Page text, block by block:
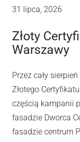
31 lipca, 2026
Złoty
Warszawy
Przez cały
Złotego
częścią kampanii
fasadzie Dworca
fasadzie centrum